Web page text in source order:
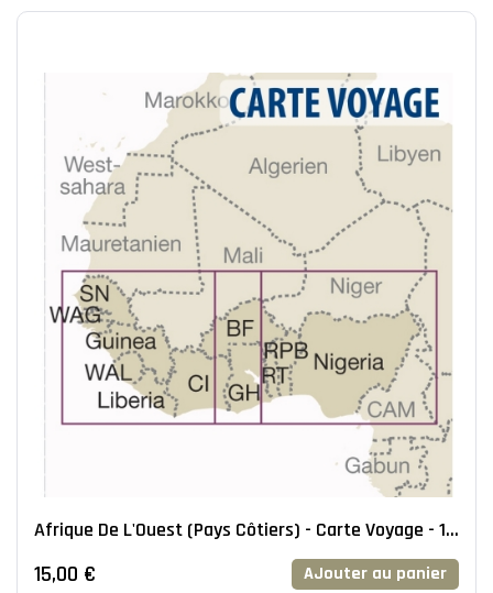
Afrique De L'Ouest (pays Côtiers) - Carte Voyage - 1 :
15,00 € AJouter au panier